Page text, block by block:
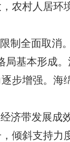
， 农村人居环
制全面取消。
局基本形成
步增强。海
济带发展成
倾斜支持力